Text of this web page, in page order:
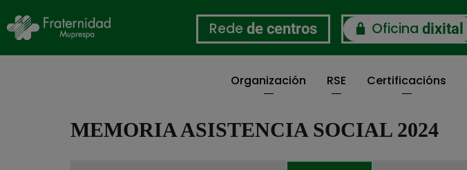
Rede de centros Oficina dixital
Organización RSE Certificacións
MEMORIA ASISTENCIA SOCIAL 2024